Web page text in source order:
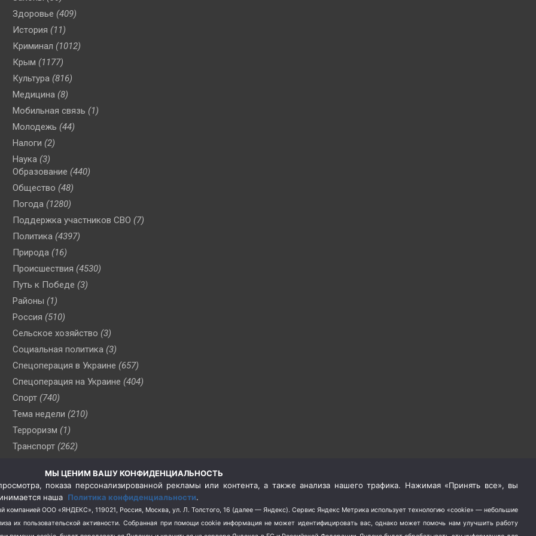
Здоровье (409)
История (11)
Криминал (1012)
Крым (1177)
Культура (816)
Медицина (8)
Мобильная связь (1)
Молодежь (44)
Налоги (2)
Наука (3)
Образование (440)
Общество (48)
Погода (1280)
Поддержка участников СВО (7)
Политика (4397)
Природа (16)
Происшествия (4530)
Путь к Победе (3)
Районы (1)
Россия (510)
Сельское хозяйство (3)
Социальная политика (3)
Спецоперация в Украине (657)
Спецоперация на Украине (404)
Спорт (740)
Тема недели (210)
Терроризм (1)
Транспорт (262)
(76)
Цены (2)
Школа и спорт (2)
Экология (8)
МЫ ЦЕНИМ ВАШУ КОНФИДЕНЦИАЛЬНОСТЬ
показа персонализированной рекламы или контента, а также анализа нашего трафика. Нажимая «Принять все», вы
наша Политика конфиденциальности.
компанией ООО «ЯНДЕКС», 119021, Россия, Москва, ул. Л. Толстого, 16 (далее — Яндекс). Сервис Яндекс Метрика использует технологию «cookie» — небольшие
их пользовательской активности. Собранная при помощи cookie информация не может идентифицировать вас, однако может помочь нам улучшить работу